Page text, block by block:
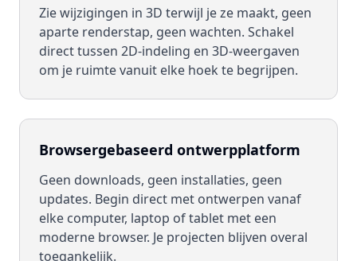
Zie wijzigingen in 3D terwijl je ze maakt, geen
aparte renderstap, geen wachten. Schakel
direct tussen 2D-indeling en 3D-weergaven
om je ruimte vanuit elke hoek te begrijpen.
Browsergebaseerd ontwerpplatform
Geen downloads, geen installaties, geen
updates. Begin direct met ontwerpen vanaf
elke computer, laptop of tablet met een
moderne browser. Je projecten blijven overal
toegankelijk.